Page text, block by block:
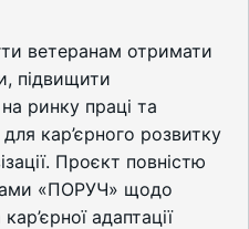
ветеранам отримати
підвищити
ринку праці та
кар’єрного розвитку
Проєкт повністю
«ПОРУЧ» щодо
адаптації